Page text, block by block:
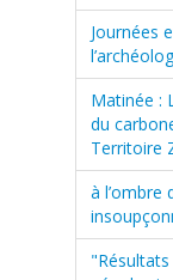
Journées
Matinée :
du
Territoire
à l’ombre